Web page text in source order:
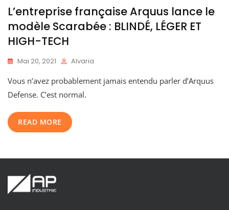
L’entreprise française Arquus lance le
modèle Scarabée : BLINDÉ, LÉGER ET
HIGH-TECH
Mai 20, 2021 Alvaria
Vous n’avez probablement jamais entendu parler d’Arquus
Defense. C’est normal.
READ MORE